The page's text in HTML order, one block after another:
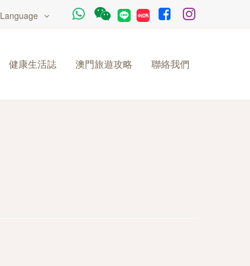
Language
健康生活誌 澳門旅遊攻略 聯絡我們